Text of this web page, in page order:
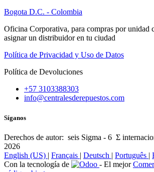
Bogota D.C. - Colombia
Oficina Corporativa, para compras por unidad
asignar un distribuidor en tu ciudad
Política de Privacidad y Uso de Datos
Política de Devoluciones
+57 3103388303
info@centralesderepuestos.com
Síganos
Derechos de autor: seis Sigma - 6 Σ
2026
English (US) | Français | Deutsch | Português |
Con la tecnología de
- El mejor